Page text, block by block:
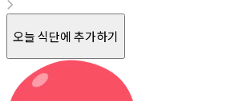
오늘 식단에 추가하기